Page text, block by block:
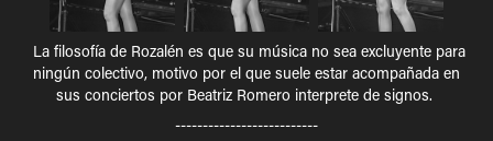
La filosofía de Rozalén es que su música no sea excluyente para
ningún colectivo, motivo por el que suele estar acompañada en
sus conciertos por Beatriz Romero​​​​​​​ interprete de signos.
--------------------------